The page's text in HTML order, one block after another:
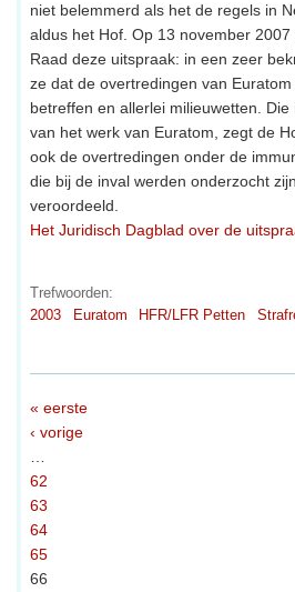
niet belemmerd als het de regels in
aldus het Hof. Op 13 november
Raad deze uitspraak: in een zeer
ze dat de overtredingen van
betreffen en allerlei milieuwetten.
van het werk van Euratom, zegt de
ook de overtredingen onder de
die bij de inval werden onderzocht
veroordeeld.
Het Juridisch Dagblad over de
Trefwoorden:
2003
Euratom HFR/LFR Petten
« eerste
‹ vorige
…
62
63
64
65
66